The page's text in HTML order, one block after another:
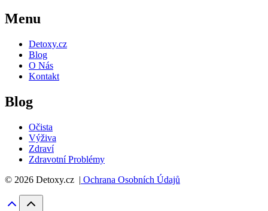
Menu
Detoxy.cz
Blog
O Nás
Kontakt
Blog
Očista
Výživa
Zdraví
Zdravotní Problémy
© 2026 Detoxy.cz | Ochrana Osobních Údajů